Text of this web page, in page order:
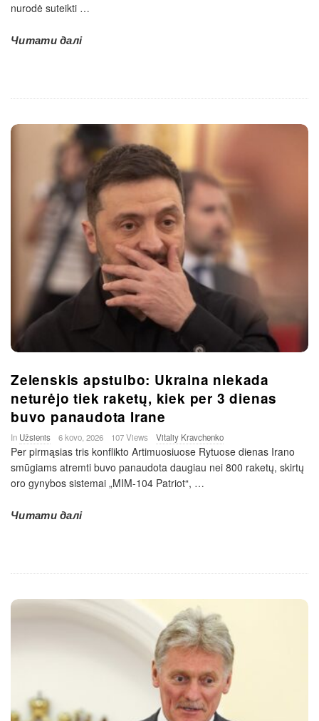
nurodė suteikti …
Читати далі
Zelenskis apstulbo: Ukraina niekada
neturėjo tiek raketų, kiek per 3 dienas
buvo panaudota Irane
In Užsienis 6 kovo, 2026 107 Views Vitaliy Kravchenko
Per pirmąsias tris konflikto Artimuosiuose Rytuose dienas Irano
smūgiams atremti buvo panaudota daugiau nei 800 raketų, skirtų
oro gynybos sistemai „MIM-104 Patriot“, …
Читати далі